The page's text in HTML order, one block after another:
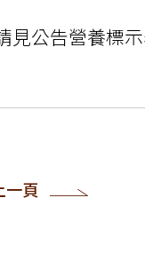
見公告營養標
一頁